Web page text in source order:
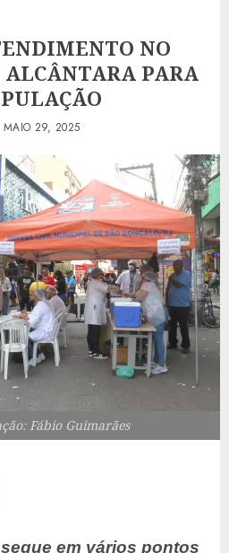
NO
ALCÂNTARA PARA
MAIO 29, 2025
Fábio Guimarães
em vários pontos